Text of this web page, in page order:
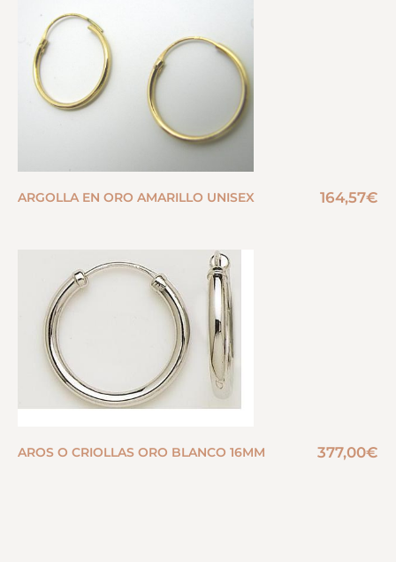
ARGOLLA EN ORO AMARILLO UNISEX 164,57€
AROS O CRIOLLAS ORO BLANCO 16MM 377,00€